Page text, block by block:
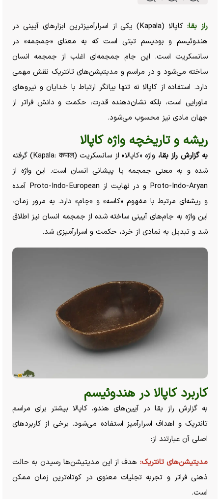
راز بقا:
کاپالا (Kapala) یکی از اسرارآمیزترین ابزار‌های آیینی در
هندوئیسم و بودیسم تبتی است که به معنای «جمجمه» در
سانسکریت است. این جام جمجمه‌ای اغلب از جمجمه انسان
ساخته می‌شود و در مراسم و مدیتیشن‌های تانتریک نقش مهمی
دارد. استفاده از کاپالا نه تنها بیانگر ارتباط با خدایان و نیرو‌های
ماورایی است، بلکه نشان‌دهنده قدرت، حکمت و دانش فراتر از
جهان مادی نیز محسوب می‌شود.
ریشه و تاریخچه واژه کاپالا
به گزارش راز بقا،
واژه «کاپالا» از سانسکریت (Kapāla: कपाल) گرفته
شده و به معنی جمجمه یا پیشانی انسان است. این واژه از
Proto-Indo-Aryan و در نهایت از Proto-Indo-European آمده
و ریشه‌ای مرتبط با مفهوم «کاسه» و «جام» دارد. به مرور زمان،
این واژه به جام‌های آیینی ساخته شده از جمجمه انسان نیز اطلاق
شد و تبدیل به نمادی از خرد، حکمت و اسرارآمیزی شد.
کاربرد کاپالا در هندوئیسم
به گزارش راز بقا در آیین‌های هندو، کاپالا بیشتر برای مراسم
تانتریک و اهداف اسرارآمیز استفاده می‌شود. برخی از کاربرد‌های
اصلی آن عبارتند از:
مدیتیشن‌های تانتریک: هدف از این مدیتیشن‌ها رسیدن به حالت
ذهنی فراتر و تجربه تجلیات معنوی در کوتاه‌ترین زمان ممکن
است.